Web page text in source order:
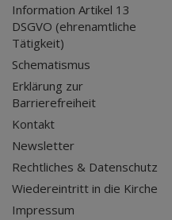
Information Artikel 13
DSGVO (ehrenamtliche
Tätigkeit)
Schematismus
Erklärung zur
Barrierefreiheit
Kontakt
Newsletter
Rechtliches & Datenschutz
Wiedereintritt in die Kirche
Impressum